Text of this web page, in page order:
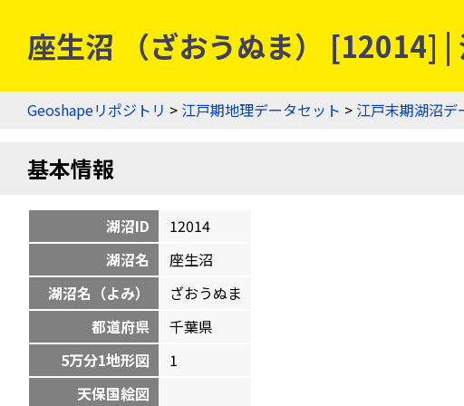
座生沼 （ざおうぬま） [12014] |
Geoshapeリポジトリ > 江戸期地理データセット > 江戸末期湖沼デ
基本情報
湖沼ID
12014
湖沼名
座生沼
湖沼名（よみ）
ざおうぬま
都道府県
千葉県
5万分1地形図
1
天保国絵図